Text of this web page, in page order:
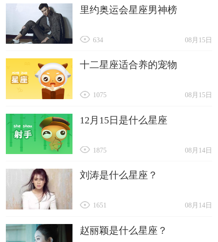
里约奥运会星座男神榜
08月15日
634
十二星座适合养的宠物
08月15日
1075
12月15日是什么星座
08月14日
1875
刘涛是什么星座？
08月14日
1651
赵丽颖是什么星座？